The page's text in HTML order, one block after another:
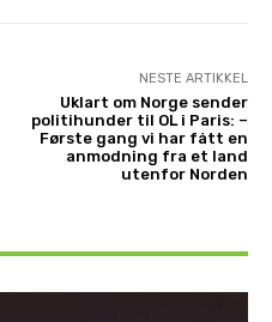
NESTE ARTIKKEL
Uklart om Norge sender
politihunder til OL i Paris: –
Første gang vi har fått en
anmodning fra et land
utenfor Norden